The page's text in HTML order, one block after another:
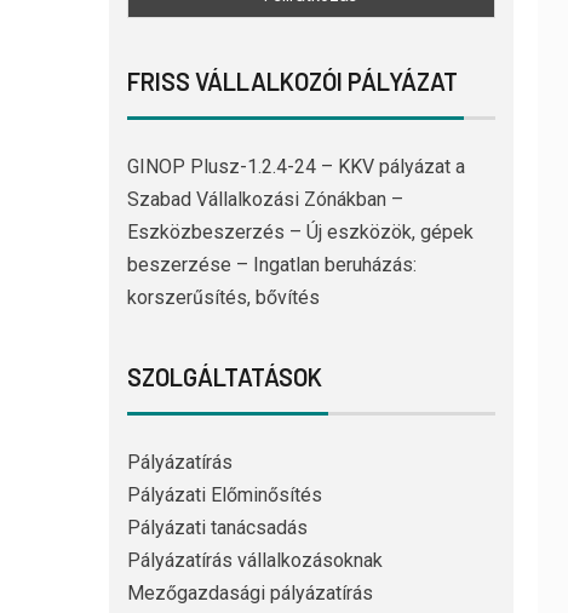
FRISS VÁLLALKOZÓI PÁLYÁZAT
GINOP Plusz-1.2.4-24 – KKV pályázat a
Szabad Vállalkozási Zónákban –
Eszközbeszerzés – Új eszközök, gépek
beszerzése – Ingatlan beruházás:
korszerűsítés, bővítés
SZOLGÁLTATÁSOK
Pályázatírás
Pályázati Előminősítés
Pályázati tanácsadás
Pályázatírás vállalkozásoknak
Mezőgazdasági pályázatírás